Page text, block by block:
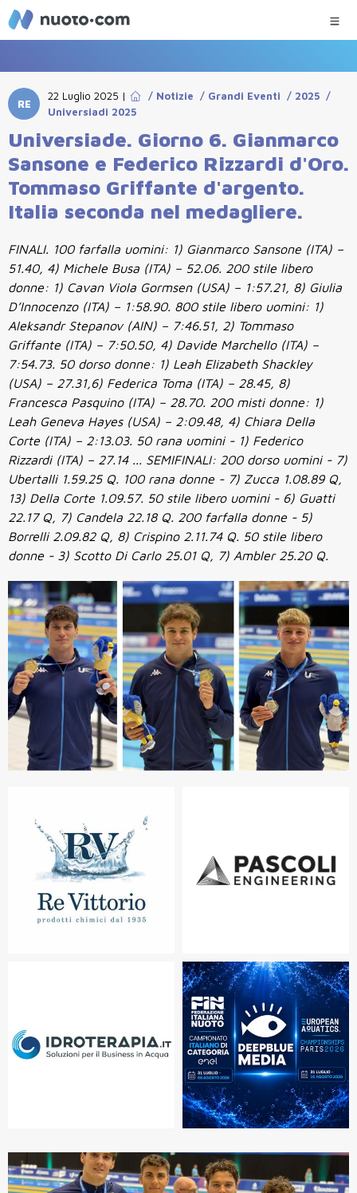
RE
22 Luglio 2025 | / Notizie / Grandi Eventi / 2025 /
Universiadi 2025
Universiade. Giorno 6. Gianmarco
Sansone e Federico Rizzardi d'Oro.
Tommaso Griffante d'argento.
Italia seconda nel medagliere.
FINALI. 100 farfalla uomini: 1) Gianmarco Sansone (ITA) –
51.40, 4) Michele Busa (ITA) – 52.06. 200 stile libero
donne: 1) Cavan Viola Gormsen (USA) – 1:57.21, 8) Giulia
D’Innocenzo (ITA) – 1:58.90. 800 stile libero uomini: 1)
Aleksandr Stepanov (AIN) – 7:46.51, 2) Tommaso
Griffante (ITA) – 7:50.50, 4) Davide Marchello (ITA) –
7:54.73. 50 dorso donne: 1) Leah Elizabeth Shackley
(USA) – 27.31,6) Federica Toma (ITA) – 28.45, 8)
Francesca Pasquino (ITA) – 28.70. 200 misti donne: 1)
Leah Geneva Hayes (USA) – 2:09.48, 4) Chiara Della
Corte (ITA) – 2:13.03. 50 rana uomini - 1) Federico
Rizzardi (ITA) – 27.14 ... SEMIFINALI: 200 dorso uomini - 7)
Ubertalli 1.59.25 Q. 100 rana donne - 7) Zucca 1.08.89 Q,
13) Della Corte 1.09.57. 50 stile libero uomini - 6) Guatti
22.17 Q, 7) Candela 22.18 Q. 200 farfalla donne - 5)
Borrelli 2.09.82 Q, 8) Crispino 2.11.74 Q. 50 stile libero
donne - 3) Scotto Di Carlo 25.01 Q, 7) Ambler 25.20 Q.